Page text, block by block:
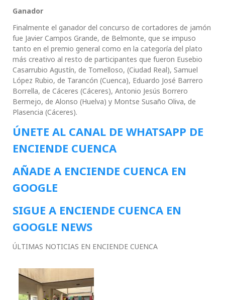
Ganador
Finalmente el ganador del concurso de cortadores de jamón
fue Javier Campos Grande, de Belmonte, que se impuso
tanto en el premio general como en la categoría del plato
más creativo al resto de participantes que fueron Eusebio
Casarrubio Agustín, de Tomelloso, (Ciudad Real), Samuel
López Rubio, de Tarancón (Cuenca), Eduardo José Barrero
Borrella, de Cáceres (Cáceres), Antonio Jesús Borrero
Bermejo, de Alonso (Huelva) y Montse Susaño Oliva, de
Plasencia (Cáceres).
ÚNETE AL CANAL DE WHATSAPP DE
ENCIENDE CUENCA
AÑADE A ENCIENDE CUENCA EN
GOOGLE
SIGUE A ENCIENDE CUENCA EN
GOOGLE NEWS
ÚLTIMAS NOTICIAS EN ENCIENDE CUENCA